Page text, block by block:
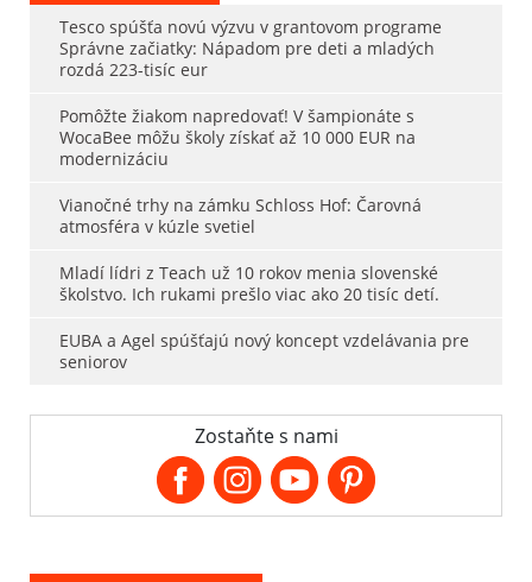
Tesco spúšťa novú výzvu v grantovom programe
Správne začiatky: Nápadom pre deti a mladých
rozdá 223-tisíc eur
Pomôžte žiakom napredovať! V šampionáte s
WocaBee môžu školy získať až 10 000 EUR na
modernizáciu
Vianočné trhy na zámku Schloss Hof: Čarovná
atmosféra v kúzle svetiel
Mladí lídri z Teach už 10 rokov menia slovenské
školstvo. Ich rukami prešlo viac ako 20 tisíc detí.
EUBA a Agel spúšťajú nový koncept vzdelávania pre
seniorov
Zostaňte s nami